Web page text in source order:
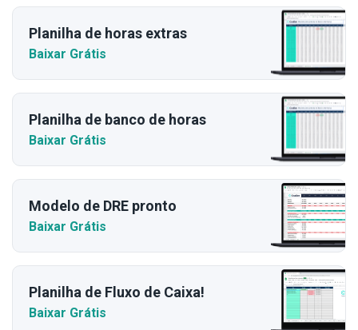
Planilha de horas extras
Baixar Grátis
Planilha de banco de horas
Baixar Grátis
Modelo de DRE pronto
Baixar Grátis
Planilha de Fluxo de Caixa!
Baixar Grátis